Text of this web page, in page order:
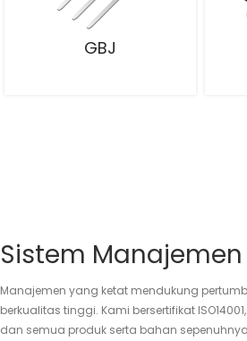
GBJ
Sistem
Manajemen yang ketat mendukung
berkualitas tinggi. Kami bersertifikat ISO14001,
dan semua produk serta bahan sepenuhnya